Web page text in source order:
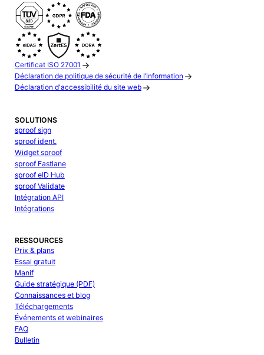
Certificat ISO 27001
Déclaration de politique de sécurité de l’information
Déclaration d'accessibilité du site web
SOLUTIONS
sproof sign
sproof ident.
Widget sproof
sproof Fastlane
sproof eID Hub
sproof Validate
Intégration API
Intégrations
RESSOURCES
Prix & plans
Essai gratuit
Manif
Guide stratégique (PDF)
Connaissances et blog
Téléchargements
Événements et webinaires
FAQ
Bulletin